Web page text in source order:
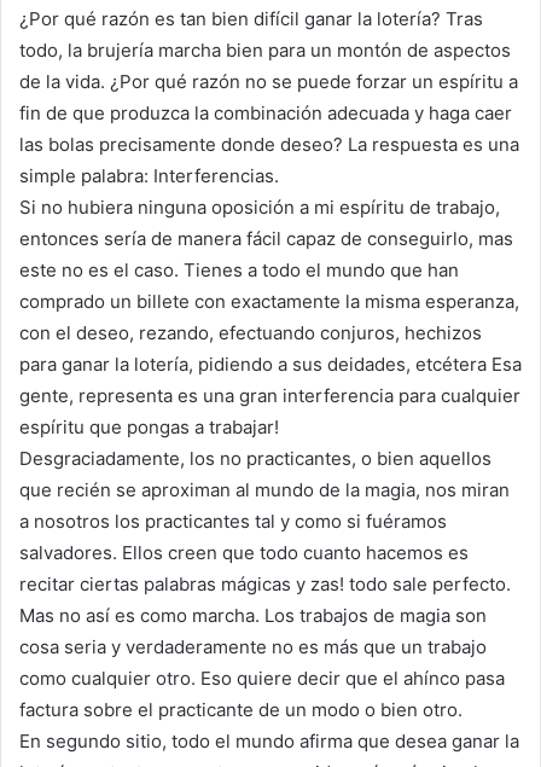
¿Por qué razón es tan bien difícil ganar la lotería? Tras
todo, la brujería marcha bien para un montón de aspectos
de la vida. ¿Por qué razón no se puede forzar un espíritu a
fin de que produzca la combinación adecuada y haga caer
las bolas precisamente donde deseo? La respuesta es una
simple palabra: Interferencias.
Si no hubiera ninguna oposición a mi espíritu de trabajo,
entonces sería de manera fácil capaz de conseguirlo, mas
este no es el caso. Tienes a todo el mundo que han
comprado un billete con exactamente la misma esperanza,
con el deseo, rezando, efectuando conjuros, hechizos
para ganar la lotería, pidiendo a sus deidades, etcétera Esa
gente, representa es una gran interferencia para cualquier
espíritu que pongas a trabajar!
Desgraciadamente, los no practicantes, o bien aquellos
que recién se aproximan al mundo de la magia, nos miran
a nosotros los practicantes tal y como si fuéramos
salvadores. Ellos creen que todo cuanto hacemos es
recitar ciertas palabras mágicas y zas! todo sale perfecto.
Mas no así es como marcha. Los trabajos de magia son
cosa seria y verdaderamente no es más que un trabajo
como cualquier otro. Eso quiere decir que el ahínco pasa
factura sobre el practicante de un modo o bien otro.
En segundo sitio, todo el mundo afirma que desea ganar la